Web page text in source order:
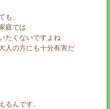
も、
庭では
たくないですよね
人の方にも十分有害だ
るんです。